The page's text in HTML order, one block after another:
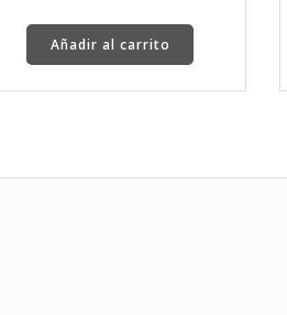
Añadir al carrito